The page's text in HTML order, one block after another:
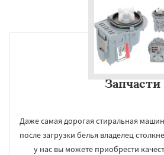
Запчасти
Даже самая дорогая стиральная
после загрузки белья владелец
у нас вы можете приобрести